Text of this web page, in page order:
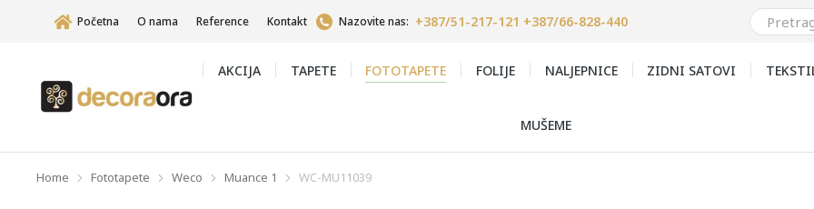
Početna O nama Reference Kontakt Nazovite nas: +387/51-217-121 +387/66-828-440
AKCIJA TAPETE FOTOTAPETE FOLIJE NALJEPNICE ZIDNI SATOVI
MUŠEME
You are here:
Home Fototapete Weco Muance 1 WC-MU11039